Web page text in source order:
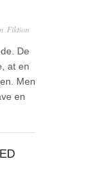
Fiktion
De
at en
Men
en